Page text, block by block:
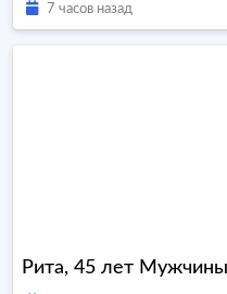
7 часов назад
Рита, 45 лет